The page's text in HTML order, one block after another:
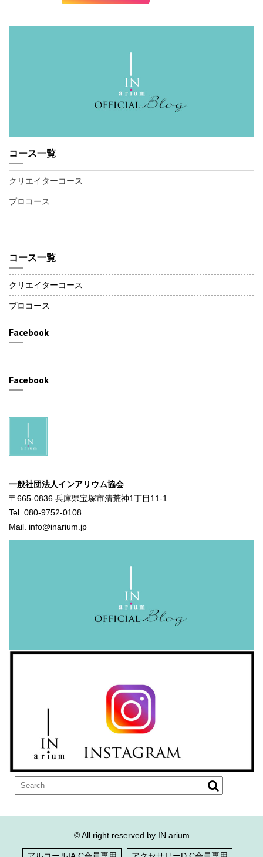
コース一覧
クリエイターコース
プロコース
コース一覧
クリエイターコース
プロコース
Facebook
Facebook
一般社団法人インアリウム協会
〒665-0836 兵庫県宝塚市清荒神1丁目11-1
Tel. 080-9752-0108
Mail. info@inarium.jp
© All right reserved by IN arium